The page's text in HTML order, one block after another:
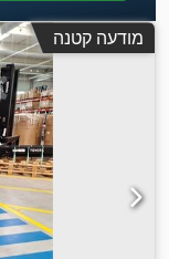
מודעה קטנה